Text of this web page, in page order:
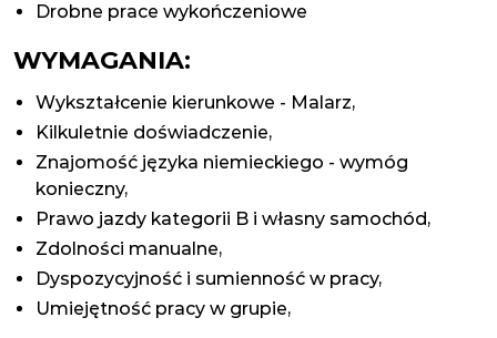
Drobne prace wykończeniowe
WYMAGANIA:
Wykształcenie kierunkowe - Malarz,
Kilkuletnie doświadczenie,
Znajomość języka niemieckiego - wymóg
konieczny,
Prawo jazdy kategorii B i własny samochód,
Zdolności manualne,
Dyspozycyjność i sumienność w pracy,
Umiejętność pracy w grupie,